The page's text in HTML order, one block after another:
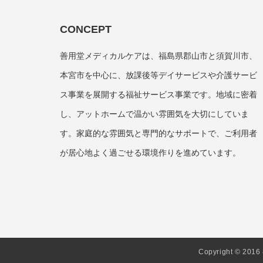
CONCEPT
善用堂メディカルケアは、福島県郡山市と須賀川市、
本宮市を中心に、放課後等デイサービスや介護サービ
ス事業を展開する福祉サービス事業です。地域に密着
し、アットホームで温かい雰囲気を大切にしていま
す。家庭的な雰囲気と専門的なサポートで、ご利用者
が居心地よく過ごせる環境作りを進めています。
Copyright © 2016